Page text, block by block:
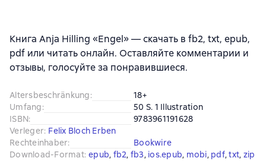
Книга Anja Hilling «Engel» — скачать в fb2, txt, epub,
pdf или читать онлайн. Оставляйте комментарии и
отзывы, голосуйте за понравившиеся.
Altersbeschränkung:
18+
Umfang:
50 S. 1 Illustration
ISBN:
9783961191628
Verleger: Felix Bloch Erben
Rechteinhaber:
Bookwire
Download-Format: epub, fb2, fb3, ios.epub, mobi, pdf, txt, zip